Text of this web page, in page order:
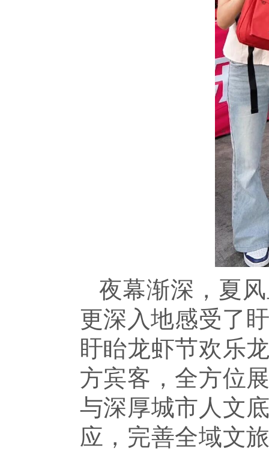
夜幕渐深，夏
更深入地感受了
盱眙龙虾节欢乐
方宾客，全方位
与深厚城市人文
应，完善全域文